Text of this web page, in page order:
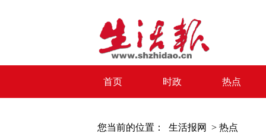
首页 时政 热点
您当前的位置： 生活报网 > 热点